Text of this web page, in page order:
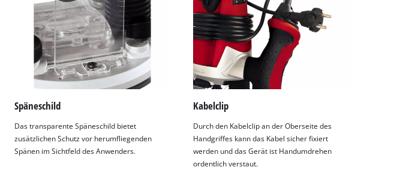
Späneschild
Das transparente Späneschild bietet
zusätzlichen Schutz vor herumfliegenden
Spänen im Sichtfeld des Anwenders.
Kabelclip
Durch den Kabelclip an der Oberseite des
Handgriffes kann das Kabel sicher fixiert
werden und das Gerät ist Handumdrehen
ordentlich verstaut.